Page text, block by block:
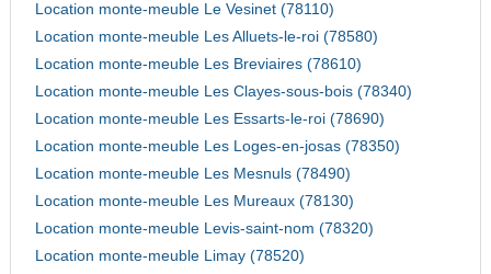
Location monte-meuble Le Vesinet (78110)
Location monte-meuble Les Alluets-le-roi (78580)
Location monte-meuble Les Breviaires (78610)
Location monte-meuble Les Clayes-sous-bois (78340)
Location monte-meuble Les Essarts-le-roi (78690)
Location monte-meuble Les Loges-en-josas (78350)
Location monte-meuble Les Mesnuls (78490)
Location monte-meuble Les Mureaux (78130)
Location monte-meuble Levis-saint-nom (78320)
Location monte-meuble Limay (78520)